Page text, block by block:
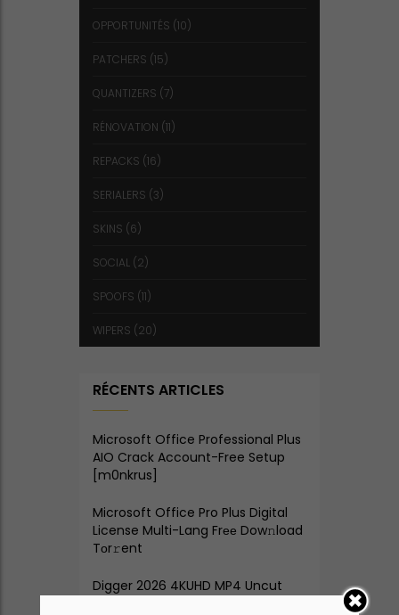
OPPORTUNITÉS (10)
PATCHERS (15)
QUANTIZERS (7)
RÉNOVATION (11)
REPACKS (16)
SERIALERS (3)
SKINS (6)
SOCIAL (2)
SPOOFS (11)
WIPERS (20)
RÉCENTS ARTICLES
Microsoft Office Professional Plus
AIO Crack Account-Free Setup
[m0nkrus]
Microsoft Office Pro Plus Digital
License Multi-Lang Frее Dow𝚗load
Tоr𝚛ent
Digger 2026 4KUHD MP4 Uncut